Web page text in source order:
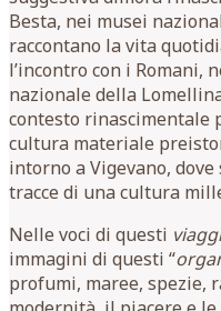
Besta, nei musei
raccontano la vita
l’incontro con i Romani,
nazionale della
contesto rinascimentale
cultura materiale
intorno a Vigevano,
tracce di una cultura
Nelle voci di questi
immagini di questi “
profumi, maree, spezie,